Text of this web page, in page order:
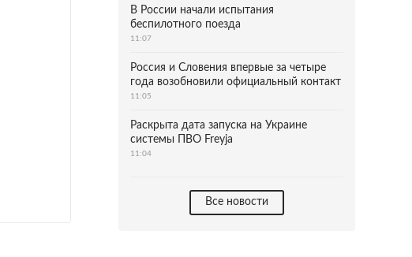
В России начали испытания
беспилотного поезда
11:07
Россия и Словения впервые за четыре
года возобновили официальный контакт
11:05
Раскрыта дата запуска на Украине
системы ПВО Freyja
11:04
Все новости